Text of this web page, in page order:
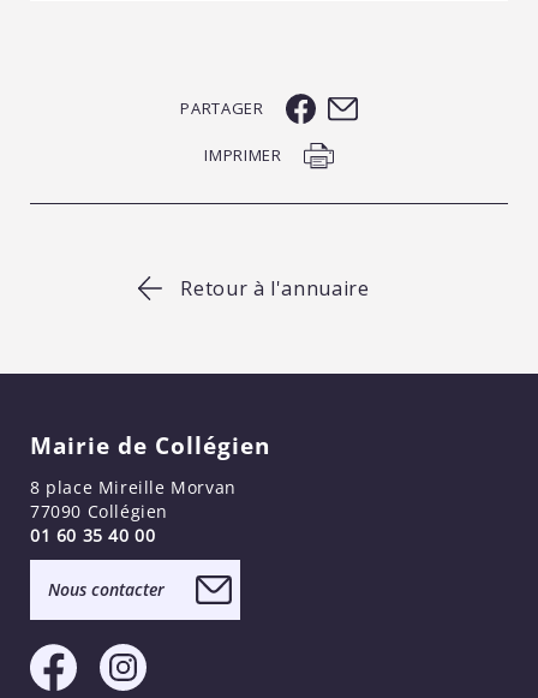
PARTAGER
IMPRIMER
Retour à l'annuaire
Mairie de Collégien
8 place Mireille Morvan
77090 Collégien
01 60 35 40 00
Nous contacter